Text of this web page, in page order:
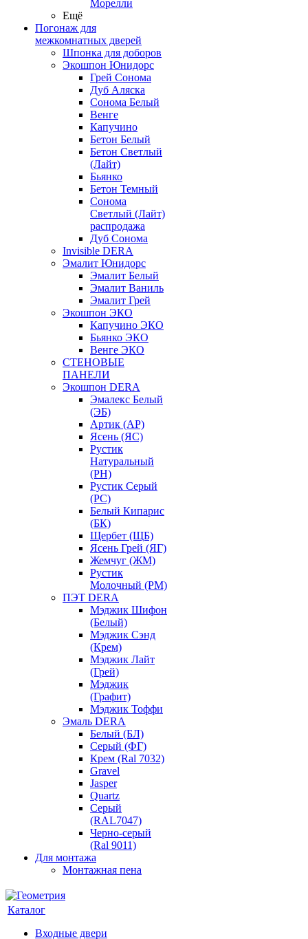
Морелли
Ещё
Погонаж для
межкомнатных дверей
Шпонка для доборов
Экошпон Юнидорс
Грей Сонома
Дуб Аляска
Сонома Белый
Венге
Капучино
Бетон Белый
Бетон Светлый
(Лайт)
Бьянко
Бетон Темный
Сонома
Светлый (Лайт)
распродажа
Дуб Сонома
Invisible DERA
Эмалит Юнидорс
Эмалит Белый
Эмалит Ваниль
Эмалит Грей
Экошпон ЭКО
Капучино ЭКО
Бьянко ЭКО
Венге ЭКО
СТЕНОВЫЕ
ПАНЕЛИ
Экошпон DERA
Эмалекс Белый
(ЭБ)
Артик (АР)
Ясень (ЯС)
Рустик
Натуральный
(РН)
Рустик Серый
(РС)
Белый Кипарис
(БК)
Щербет (ЩБ)
Ясень Грей (ЯГ)
Жемчуг (ЖМ)
Рустик
Молочный (РМ)
ПЭТ DERA
Мэджик Шифон
(Белый)
Мэджик Сэнд
(Крем)
Мэджик Лайт
(Грей)
Мэджик
(Графит)
Мэджик Тоффи
Эмаль DERA
Белый (БЛ)
Серый (ФГ)
Крем (Ral 7032)
Gravel
Jasper
Quartz
Серый
(RAL7047)
Черно-серый
(Ral 9011)
Для монтажа
Монтажная пена
Каталог
Входные двери